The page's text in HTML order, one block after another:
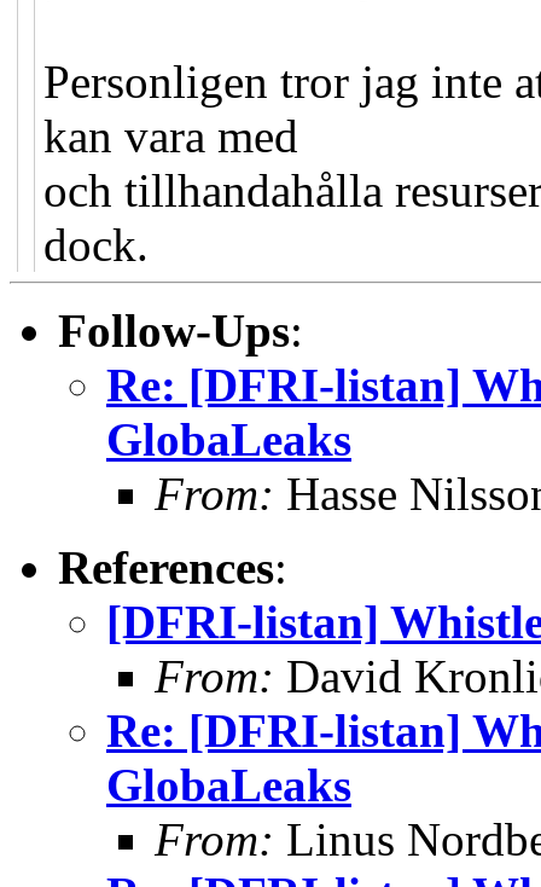
Personligen tror jag inte
kan vara med
och tillhandahålla
dock.
Follow-Ups:
Re: [DFRI-listan]
GlobaLeaks
From: Hasse
References:
[DFRI-listan]
From: David
Re: [DFRI-listan]
GlobaLeaks
From: Linus